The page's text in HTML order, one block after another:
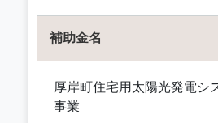
補助金名
厚岸町住宅用太陽光発電シ
事業